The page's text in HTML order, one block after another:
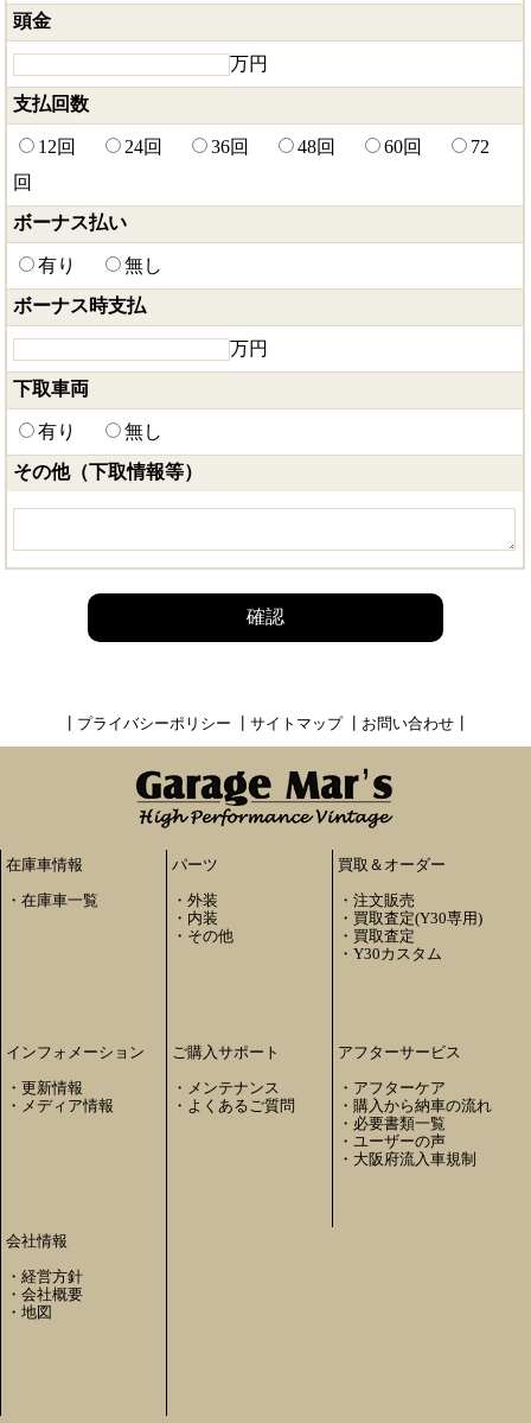
頭金
万円
支払回数
12回 24回 36回 48回 60回
72
回
ボーナス払い
有り 無し
ボーナス時支払
万円
下取車両
有り 無し
その他（下取情報等）
確認
プライバシーポリシー サイトマップ┃ お問い合わせ
在庫車情報
・在庫車一覧
パーツ
・外装
・ 内装
・ その他
買取＆オーダー
・注文販売
・ 買取査定(Y30専用)
・ 買取査定
・Y30カスタム
インフォメーション
・更新情報
・ メディア情報
ご購入サポート
・ メンテナンス
・ よくあるご質問
アフターサービス
・ アフターケア
・購入から納車の流れ
・ 必要書類一覧
・ユーザーの声
・ 大阪府流入車規制
会社情報
・経営方針
・会社概要
・地図